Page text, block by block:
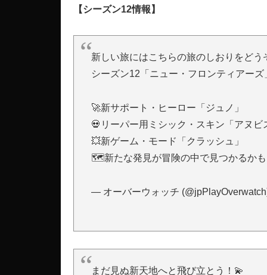
【シーズン12情報】
新しい旅にはこちらの旅のしおりをどう
シーズン12「ニュー・フロンティアー
🚀新サポート・ヒーロー「ジュノ」
💀リーパー用ミシック・スキン「アヌビ
💥新ゲーム・モード「クラッシュ」
🗺新たな発見が冒険の中で見つかるか
— オーバーウォッチ
まだ見ぬ新天地へと飛び立とう！💫